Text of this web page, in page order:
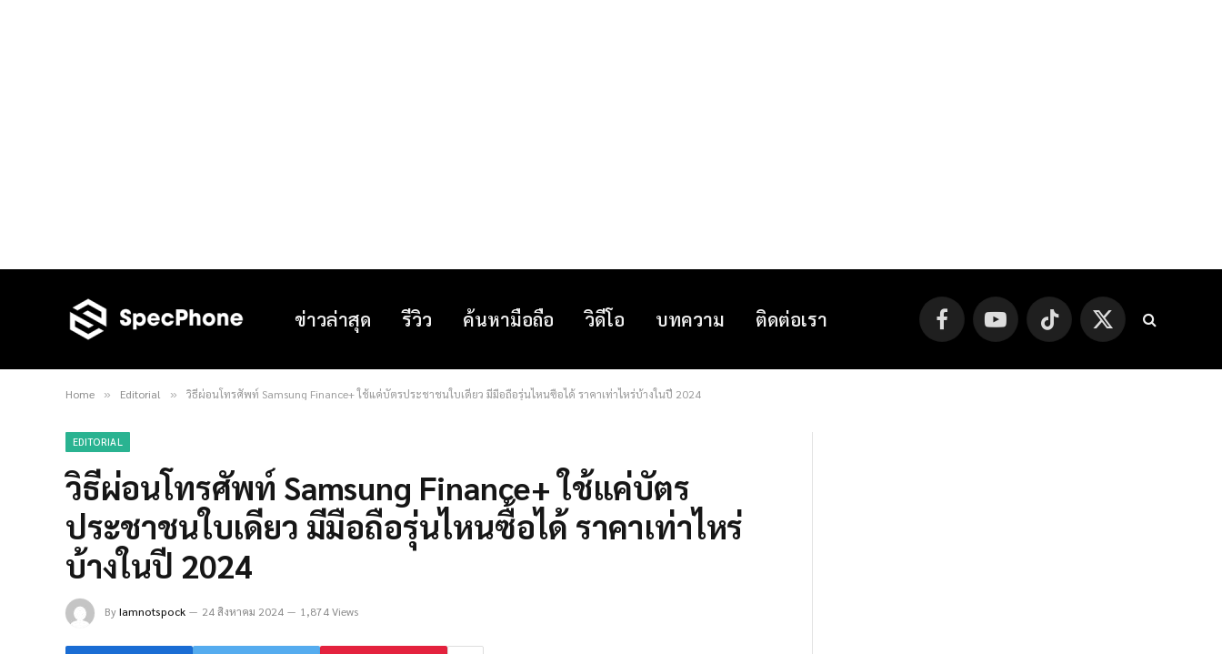
ข่าวล่าสุด รีวิว ค้นหามือถือ วิดีโอ บทความ ติดต่อเรา FacebookYouTube TikTok
X
(Twitter)
Home » Editorial » วิธีผ่อนโทรศัพท์ Samsung Finance+ ใช้แค่บัตรประชาชนใบเดียว มีมือถือรุ่นไหนซื้อได้ ราคาเท่าไหร่บ้างในปี 2024
EDITORIAL
วิธีผ่อนโทรศัพท์ Samsung Finance+ ใช้แค่บัตร
ประชาชนใบเดียว มีมือถือรุ่นไหนซื้อได้ ราคาเท่าไหร่
บ้างในปี 2024
ByIamnotspock 24 สิงหาคม 2024 1,874 Views